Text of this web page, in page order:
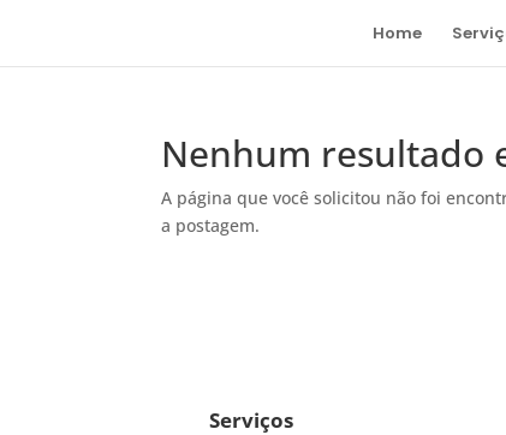
Home
Nenhum resultado
A página que você solicitou não foi
a postagem.
Serviços